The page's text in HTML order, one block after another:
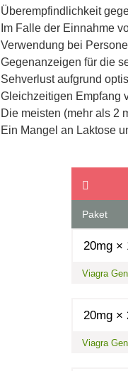
Überempfindlichkeit
Im Falle der Einnahme
Verwendung bei
Gegenanzeigen für die
Sehverlust aufgrund
Gleichzeitigen Empfang
Die meisten (mehr als 2
Ein Mangel an Laktose
Paket
20mg ×
Viagra
20mg ×
Viagra